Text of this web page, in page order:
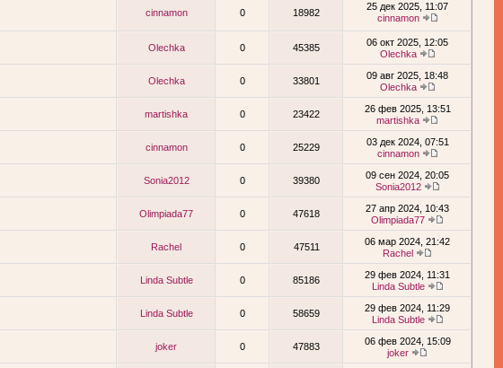
cinnamon 0 18982
25 дек 2025, 11:07
cinnamon
Olechka 0 45385
06 окт 2025, 12:05
Olechka
Olechka 0 33801
09 авг 2025, 18:48
Olechka
martishka 0 23422
26 фев 2025, 13:51
martishka
cinnamon 0 25229
03 дек 2024, 07:51
cinnamon
Sonia2012 0 39380
09 сен 2024, 20:05
Sonia2012
Olimpiada77 0 47618
27 апр 2024, 10:43
Olimpiada77
Rachel 0 47511
06 мар 2024, 21:42
Rachel
Linda Subtle 0 85186
29 фев 2024, 11:31
Linda Subtle
Linda Subtle 0 58659
29 фев 2024, 11:29
Linda Subtle
joker 0 47883
06 фев 2024, 15:09
joker